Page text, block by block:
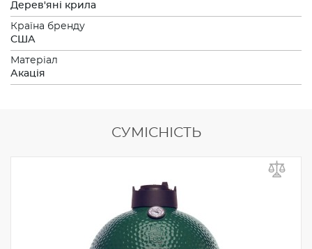
Дерев'яні крила
Країна бренду
США
Матеріал
Акація
СУМІСНІСТЬ